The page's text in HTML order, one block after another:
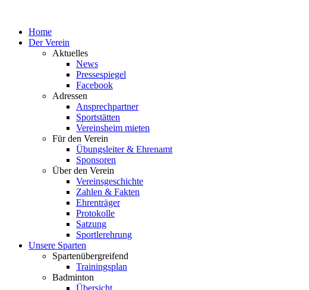
Home
Der Verein
Aktuelles
News
Pressespiegel
Facebook
Adressen
Ansprechpartner
Sportstätten
Vereinsheim mieten
Für den Verein
Übungsleiter & Ehrenamt
Sponsoren
Über den Verein
Vereinsgeschichte
Zahlen & Fakten
Ehrenträger
Protokolle
Satzung
Sportlerehrung
Unsere Sparten
Spartenübergreifend
Trainingsplan
Badminton
Übersicht